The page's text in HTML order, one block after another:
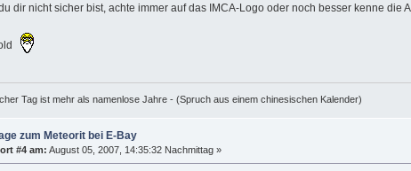
dir nicht sicher bist, achte immer auf das IMCA-Logo oder noch besser kenne die
Tag ist mehr als namenlose Jahre - (Spruch aus einem chinesischen Kalender)
zum Meteorit bei E-Bay
#4 am: August 05, 2007, 14:35:32 Nachmittag »